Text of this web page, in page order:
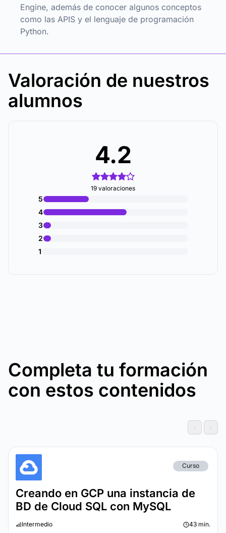
Engine, además de conocer algunos conceptos
como las APIS y el lenguaje de programación
Python.
Valoración de nuestros
alumnos
4.2
19 valoraciones
5
4
3
2
1
Completa tu formación
con estos contenidos
Curso
Creando en GCP una instancia de
BD de Cloud SQL con MySQL
Intermedio 43 min.